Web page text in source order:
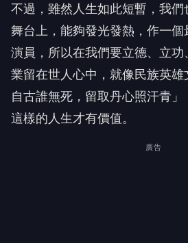
不過，雖然人生如此短暫，我
舞台上，能夠發光發熱，作一
演員，所以在我們要立德、立
業留在世人心中，就像民族英
自古誰無死，留取丹心照汗青」
這樣的人生才有價值。
廣告